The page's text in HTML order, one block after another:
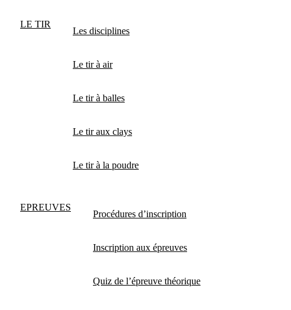
LE TIR
Les disciplines
Le tir à air
Le tir à balles
Le tir aux clays
Le tir à la poudre
EPREUVES
Procédures d’inscription
Inscription aux épreuves
Quiz de l’épreuve théorique